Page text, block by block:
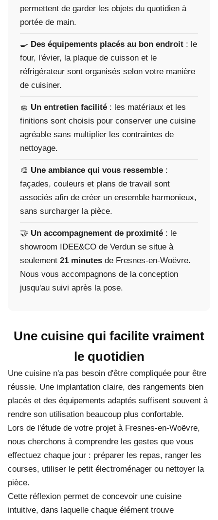
permettent de garder les objets du quotidien à
portée de main.
🍳 Des équipements placés au bon endroit : le
four, l'évier, la plaque de cuisson et le
réfrigérateur sont organisés selon votre manière
de cuisiner.
🧽 Un entretien facilité : les matériaux et les
finitions sont choisis pour conserver une cuisine
agréable sans multiplier les contraintes de
nettoyage.
🎨 Une ambiance qui vous ressemble :
façades, couleurs et plans de travail sont
associés afin de créer un ensemble harmonieux,
sans surcharger la pièce.
🤝 Un accompagnement de proximité : le
showroom IDEE&CO de Verdun se situe à
seulement 21 minutes de Fresnes-en-Woëvre.
Nous vous accompagnons de la conception
jusqu'au suivi après la pose.
Une cuisine qui facilite vraiment
le quotidien
Une cuisine n'a pas besoin d'être compliquée pour être
réussie. Une implantation claire, des rangements bien
placés et des équipements adaptés suffisent souvent à
rendre son utilisation beaucoup plus confortable.
Lors de l'étude de votre projet à Fresnes-en-Woëvre,
nous cherchons à comprendre les gestes que vous
effectuez chaque jour : préparer les repas, ranger les
courses, utiliser le petit électroménager ou nettoyer la
pièce.
Cette réflexion permet de concevoir une cuisine
intuitive, dans laquelle chaque élément trouve